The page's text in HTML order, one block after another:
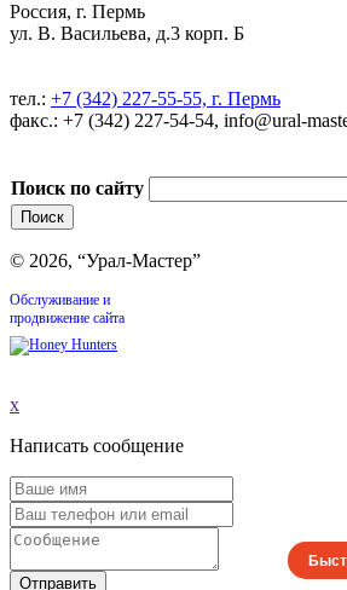
Россия, г. Пермь
ул. В. Васильева, д.3 корп. Б
тел.: +7 (342) 227-55-55, г. Пермь
факс.: +7 (342) 227-54-54, info@ural-
Поиск по сайту
© 2026, “Урал-Мастер”
Обслуживание и
продвижение сайта
x
Написать сообщение
Отправить